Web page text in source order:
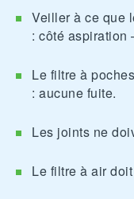
Veiller à ce que
: côté aspiration
Le filtre à
: aucune fuite.
Les joints ne
Le filtre à air